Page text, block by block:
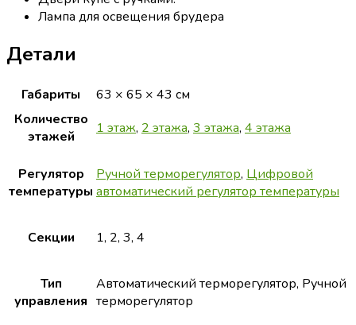
Лампа для освещения брудера
Детали
Габариты
63 × 65 × 43 см
Количество
этажей
1 этаж, 2 этажа, 3 этажа, 4 этажа
Регулятор
температуры
Ручной терморегулятор, Цифровой
автоматический регулятор температуры
Секции 1, 2, 3, 4
Тип
управления
Автоматический терморегулятор, Ручной
терморегулятор